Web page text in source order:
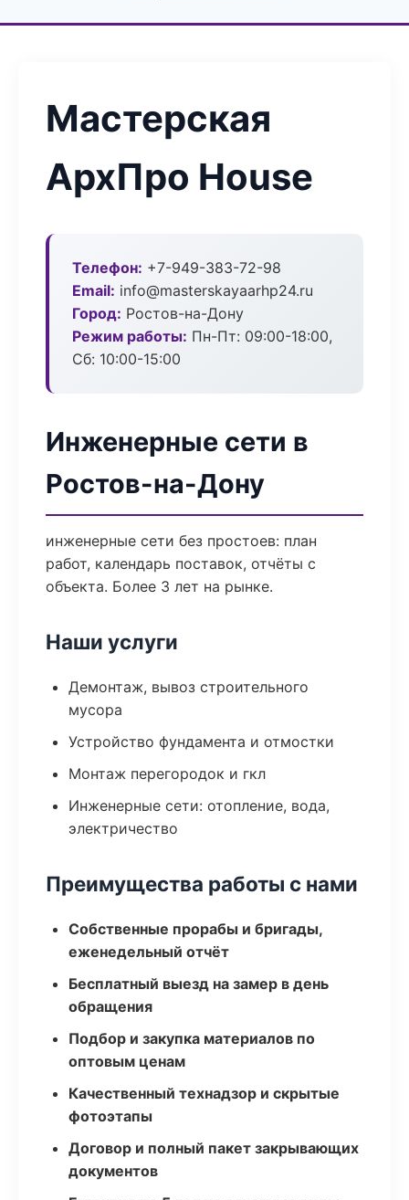
Мастерская
АрхПро House
Телефон: +7-949-383-72-98
Email: info@masterskayaarhp24.ru
Город: Ростов-на-Дону
Режим работы: Пн-Пт: 09:00-18:00,
Сб: 10:00-15:00
Инженерные сети в
Ростов-на-Дону
инженерные сети без простоев: план
работ, календарь поставок, отчёты с
объекта. Более 3 лет на рынке.
Наши услуги
Демонтаж, вывоз строительного
мусора
Устройство фундамента и отмостки
Монтаж перегородок и гкл
Инженерные сети: отопление, вода,
электричество
Преимущества работы с нами
Собственные прорабы и бригады,
еженедельный отчёт
Бесплатный выезд на замер в день
обращения
Подбор и закупка материалов по
оптовым ценам
Качественный технадзор и скрытые
фотоэтапы
Договор и полный пакет закрывающих
документов